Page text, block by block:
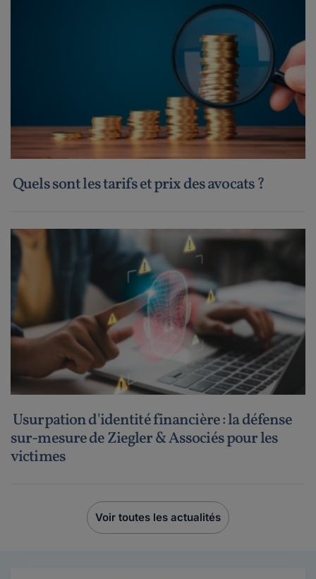
Quels sont les tarifs et prix des avocats ?
Usurpation d'identité financière : la défense
sur-mesure de Ziegler & Associés pour les
victimes
Voir toutes les actualités